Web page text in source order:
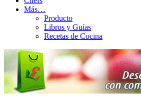
Más…
Producto
Libros y Guías
Recetas de Cocina